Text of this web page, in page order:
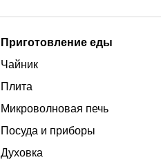
Приготовление еды
Чайник
Плита
Микроволновая печь
Посуда и приборы
Духовка